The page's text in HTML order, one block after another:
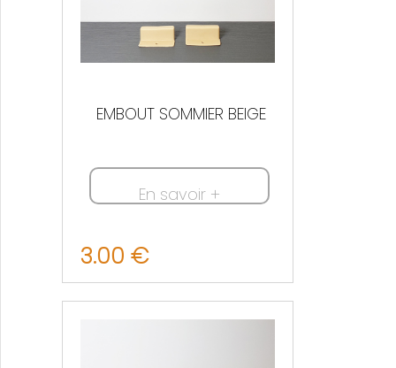
EMBOUT SOMMIER BEIGE
En savoir +
3.00 €